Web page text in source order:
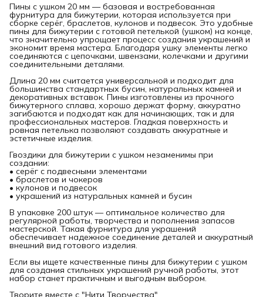
Пины с ушком 20 мм — базовая и востребованная
фурнитура для бижутерии, которая используется при
сборке серёг, браслетов, кулонов и подвесок. Это удобные
пины для бижутерии с готовой петелькой (ушком) на конце,
что значительно упрощает процесс создания украшений и
экономит время мастера. Благодаря ушку элементы легко
соединяются с цепочками, швензами, колечками и другими
соединительными деталями.
Длина 20 мм считается универсальной и подходит для
большинства стандартных бусин, натуральных камней и
декоративных вставок. Пины изготовлены из прочного
бижутерного сплава, хорошо держат форму, аккуратно
загибаются и подходят как для начинающих, так и для
профессиональных мастеров. Гладкая поверхность и
ровная петелька позволяют создавать аккуратные и
эстетичные изделия.
Гвоздики для бижутерии с ушком незаменимы при
создании:
• серёг с подвесными элементами
• браслетов и чокеров
• кулонов и подвесок
• украшений из натуральных камней и бусин
В упаковке 200 штук — оптимальное количество для
регулярной работы, творчества и пополнения запасов
мастерской. Такая фурнитура для украшений
обеспечивает надежное соединение деталей и аккуратный
внешний вид готового изделия.
Если вы ищете качественные пины для бижутерии с ушком
для создания стильных украшений ручной работы, этот
набор станет практичным и выгодным выбором.
Творите вместе с "Нити Творчества"